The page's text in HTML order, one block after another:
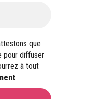
que
pour diffuser
à tout
.